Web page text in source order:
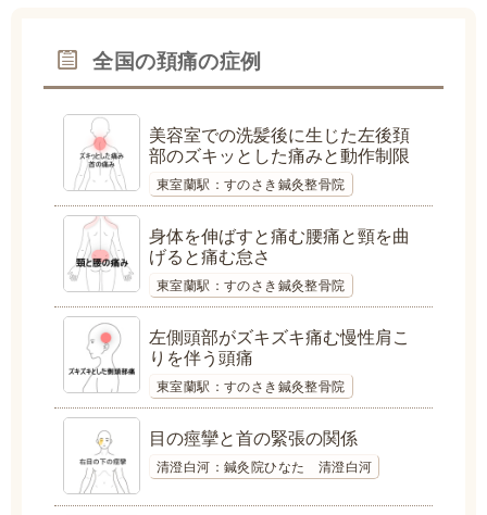
全国の頚痛の症例
美容室での洗髪後に生じた左後頚
部のズキッとした痛みと動作制限
東室蘭駅：すのさき鍼灸整骨院
身体を伸ばすと痛む腰痛と頸を曲
げると痛む怠さ
東室蘭駅：すのさき鍼灸整骨院
左側頭部がズキズキ痛む慢性肩こ
りを伴う頭痛
東室蘭駅：すのさき鍼灸整骨院
目の痙攣と首の緊張の関係
清澄白河：鍼灸院ひなた 清澄白河